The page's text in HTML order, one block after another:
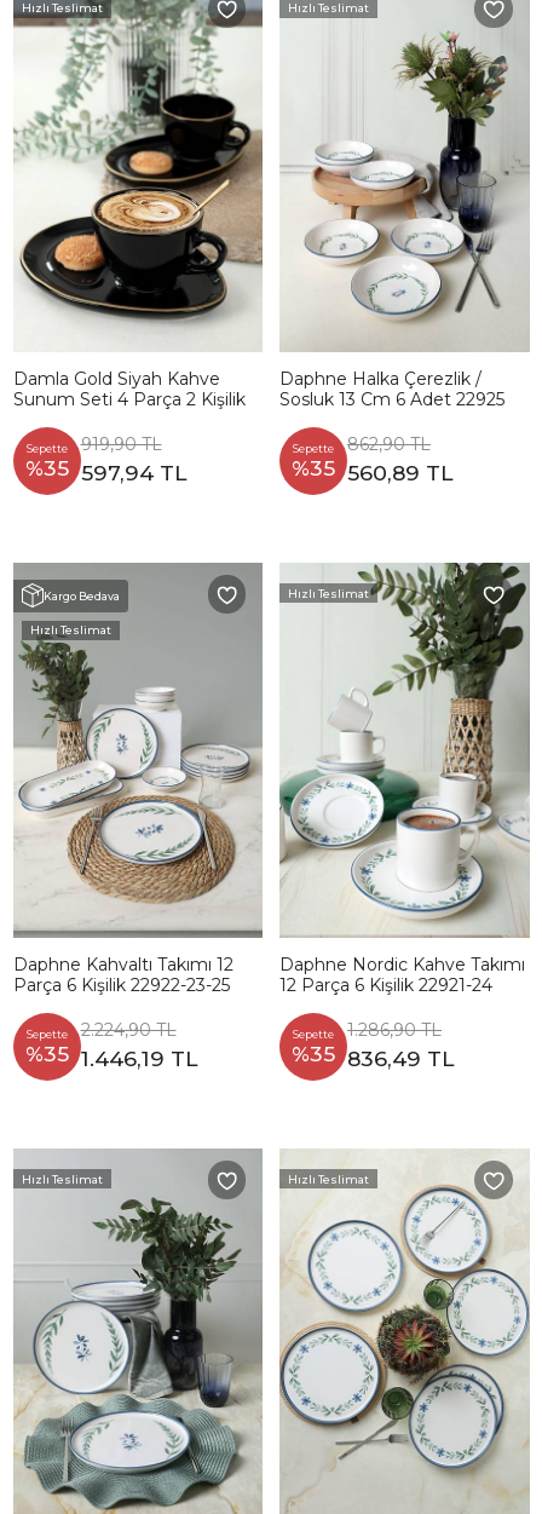
Hızlı Teslimat
Damla Gold Siyah Kahve
Sunum Seti 4 Parça 2 Kişilik
Sepette
%35
919,90 TL
597,94 TL
Hızlı Teslimat
Daphne Halka Çerezlik /
Sosluk 13 Cm 6 Adet 22925
Sepette
%35
862,90 TL
560,89 TL
Kargo Bedava
Hızlı Teslimat
Daphne Kahvaltı Takımı 12
Parça 6 Kişilik 22922-23-25
Sepette
%35
2.224,90 TL
1.446,19 TL
Hızlı Teslimat
Daphne Nordic Kahve Takımı
12 Parça 6 Kişilik 22921-24
Sepette
%35
1.286,90 TL
836,49 TL
Hızlı Teslimat Hızlı Teslimat